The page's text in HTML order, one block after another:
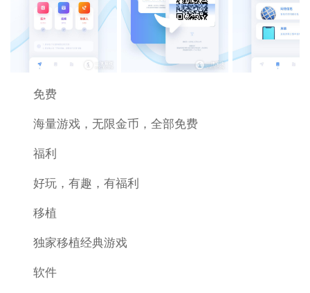
免费
海量游戏，无限金币，全部免费
福利
好玩，有趣，有福利
移植
独家移植经典游戏
软件